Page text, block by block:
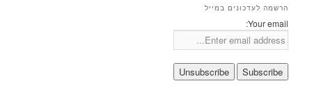
הרשמה לעדכונים במייל
Your email: